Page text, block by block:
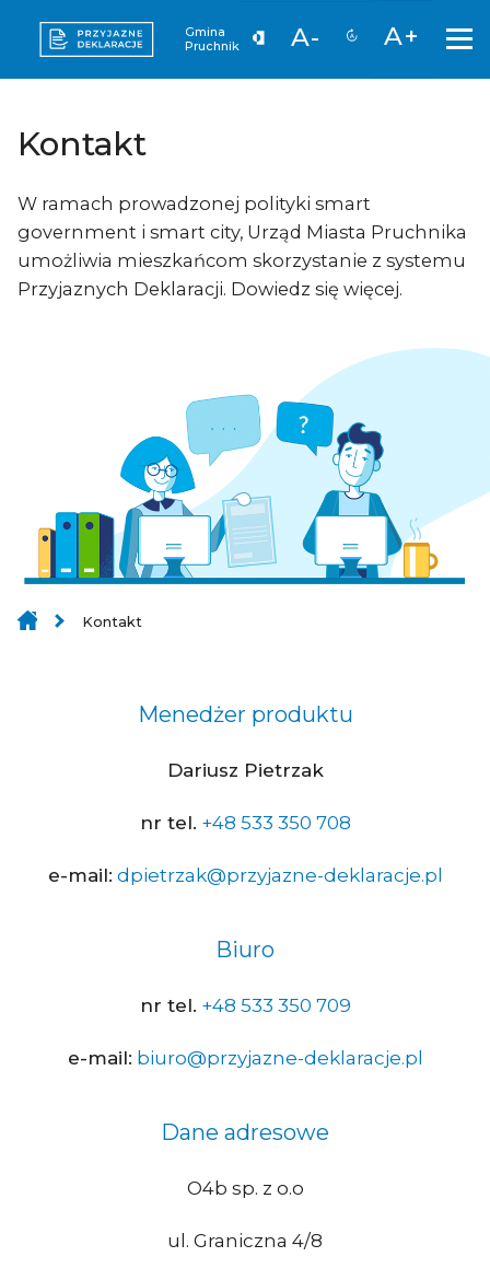
Gmina
Pruchnik
A- A+
Kontakt
W ramach prowadzonej polityki smart
government i smart city, Urząd Miasta Pruchnika
umożliwia mieszkańcom skorzystanie z systemu
Przyjaznych Deklaracji. Dowiedz się więcej.
Kontakt
Menedżer produktu
Dariusz Pietrzak
nr tel. +48 533 350 708
e-mail: dpietrzak@przyjazne-deklaracje.pl
Biuro
nr tel. +48 533 350 709
e-mail: biuro@przyjazne-deklaracje.pl
Dane adresowe
O4b sp. z o.o
ul. Graniczna 4/8